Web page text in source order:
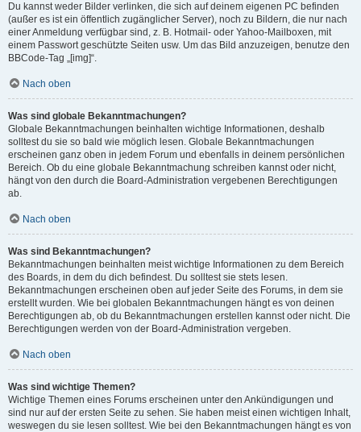
Du kannst weder Bilder verlinken, die sich auf deinem eigenen PC befinden
(außer es ist ein öffentlich zugänglicher Server), noch zu Bildern, die nur nach
einer Anmeldung verfügbar sind, z. B. Hotmail- oder Yahoo-Mailboxen, mit
einem Passwort geschützte Seiten usw. Um das Bild anzuzeigen, benutze den
BBCode-Tag „[img]“.
Nach oben
Was sind globale Bekanntmachungen?
Globale Bekanntmachungen beinhalten wichtige Informationen, deshalb
solltest du sie so bald wie möglich lesen. Globale Bekanntmachungen
erscheinen ganz oben in jedem Forum und ebenfalls in deinem persönlichen
Bereich. Ob du eine globale Bekanntmachung schreiben kannst oder nicht,
hängt von den durch die Board-Administration vergebenen Berechtigungen
ab.
Nach oben
Was sind Bekanntmachungen?
Bekanntmachungen beinhalten meist wichtige Informationen zu dem Bereich
des Boards, in dem du dich befindest. Du solltest sie stets lesen.
Bekanntmachungen erscheinen oben auf jeder Seite des Forums, in dem sie
erstellt wurden. Wie bei globalen Bekanntmachungen hängt es von deinen
Berechtigungen ab, ob du Bekanntmachungen erstellen kannst oder nicht. Die
Berechtigungen werden von der Board-Administration vergeben.
Nach oben
Was sind wichtige Themen?
Wichtige Themen eines Forums erscheinen unter den Ankündigungen und
sind nur auf der ersten Seite zu sehen. Sie haben meist einen wichtigen Inhalt,
weswegen du sie lesen solltest. Wie bei den Bekanntmachungen hängt es von